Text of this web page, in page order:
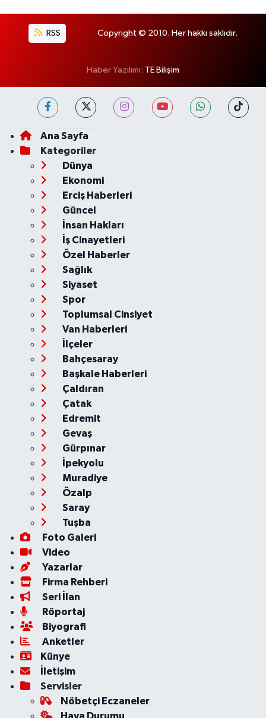
RSS Copyright © 2010. Her hakkı saklıdır.
Haber Yazılımı: TE Bilişim
Ana Sayfa
Kategoriler
Dünya
Ekonomi
Erciş Haberleri
Güncel
İnsan Hakları
İş Cinayetleri
Özel Haberler
Sağlık
Siyaset
Spor
Toplumsal Cinsiyet
Van Haberleri
İlçeler
Bahçesaray
Başkale Haberleri
Çaldıran
Çatak
Edremit
Gevaş
Gürpınar
İpekyolu
Muradiye
Özalp
Saray
Tuşba
Foto Galeri
Video
Yazarlar
Firma Rehberi
Seri İlan
Röportaj
Biyografi
Anketler
Künye
İletişim
Servisler
Nöbetçi Eczaneler
Hava Durumu